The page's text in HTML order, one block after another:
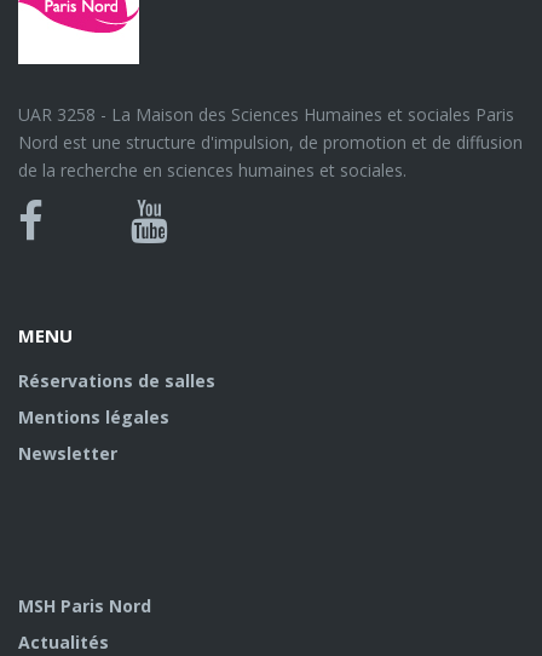
UAR 3258 - La Maison des Sciences Humaines et sociales Paris
Nord est une structure d'impulsion, de promotion et de diffusion
de la recherche en sciences humaines et sociales.
Bluesky
Canal
MENU
Réservations de salles
Mentions légales
Newsletter
MSH Paris Nord
Actualités